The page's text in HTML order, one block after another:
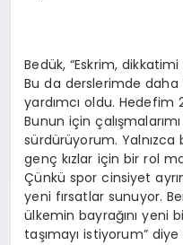
Bedük, “Eskrim,
Bu da derslerimde
yardımcı oldu. Hedefim
Bunun için
sürdürüyorum.
genç kızlar için bir rol
Çünkü spor cinsiyet
yeni fırsatlar sunuyor.
ülkemin bayrağını yeni
taşımayı istiyorum”